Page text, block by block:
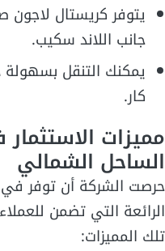
يتوفر كريستال
جانب اللاند سكيب.
يمكنك التنقل بسهولة
كار.
مميزات
الساحل الشمالي
حرصت الشركة أن توفر في
الرائعة التي تضمن
تلك المميزات: